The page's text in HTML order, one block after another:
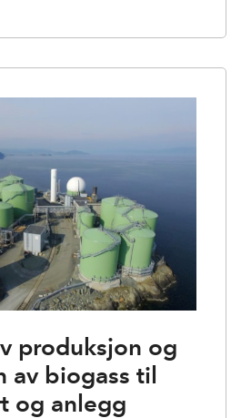
produksjon og
av biogass til
og anlegg